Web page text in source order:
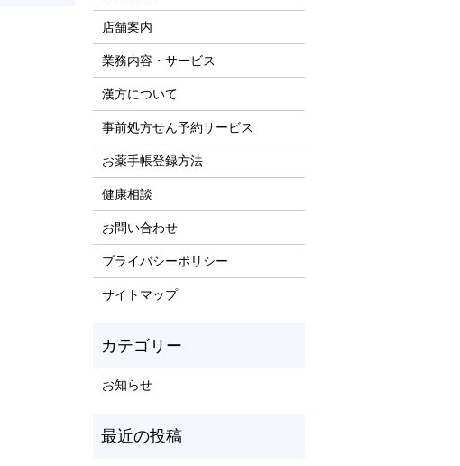
店舗案内
業務内容・サービス
漢方について
事前処方せん予約サービス
お薬手帳登録方法
健康相談
お問い合わせ
プライバシーポリシー
サイトマップ
お知らせ